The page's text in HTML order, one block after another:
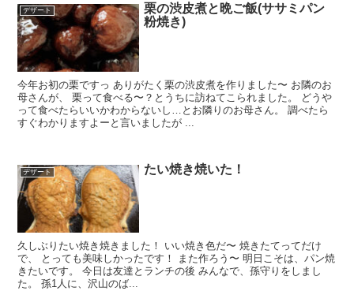
デザート
栗の渋皮煮と晩ご飯(ササミパン
粉焼き)
今年お初の栗ですっ ありがたく栗の渋皮煮を作りました〜 お隣のお
母さんが、 栗って食べる〜？とうちに訪ねてこられました。 どうや
って食べたらいいかわからないし…とお隣りのお母さん。 調べたら
すぐわかりますよーと言いましたが ...
デザート たい焼き焼いた！
久しぶりたい焼き焼きました！ いい焼き色だ〜 焼きたてってだけ
で、 とっても美味しかったです！ また作ろう〜 明日こそは、パン焼
きたいです。 今日は友達とランチの後 みんなで、孫守りをしまし
た。 孫1人に、沢山のば...